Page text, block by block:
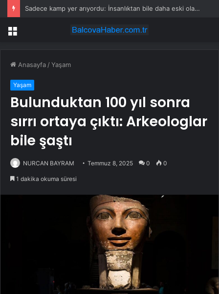
Sadece kamp yer arıyordu: İnsanlıktan bile daha eski olan şeyi buldu
Menü
Anasayfa /Yaşam
Yaşam
Bulunduktan 100 yıl sonra
sırrı ortaya çıktı: Arkeologlar
bile şaştı
NURCAN BAYRAM Temmuz 8, 2025 0 0
1 dakika okuma süresi